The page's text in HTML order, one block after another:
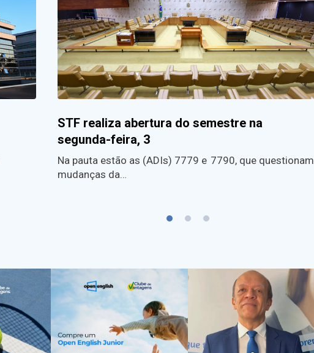
STF realiza abertura do semestre na
segunda-feira, 3
Na pauta estão as (ADIs) 7779 e 7790, que questionam
mudanças da…